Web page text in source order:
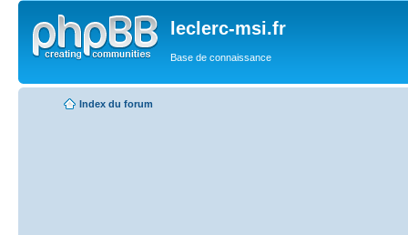
leclerc-msi.fr
Base de connaissance
Index du forum